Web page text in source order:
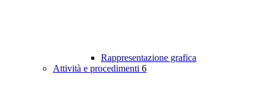
Rappresentazione grafica
Attività e procedimenti 6